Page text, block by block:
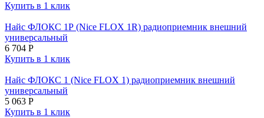
Купить в 1 клик
Найс ФЛОКС 1Р (Nice FLOX 1R) радиоприемник внешний
универсальный
6 704 Р
Купить в 1 клик
Найс ФЛОКС 1 (Nice FLOX 1) радиоприемник внешний
универсальный
5 063 Р
Купить в 1 клик